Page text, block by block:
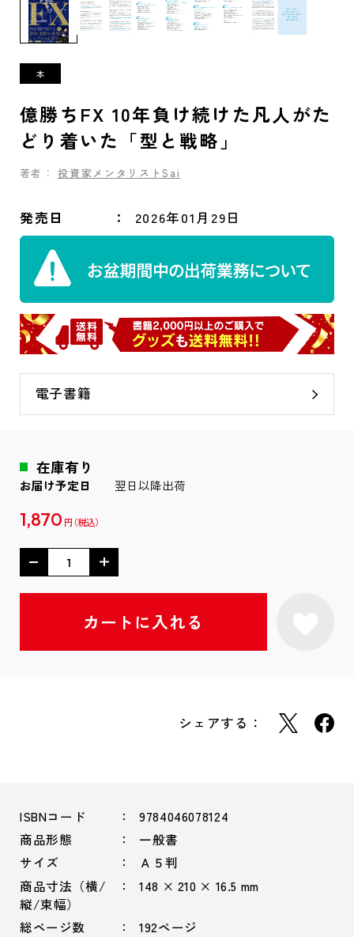
億勝ちFX 10年負け続けた凡人がた
どり着いた「型と戦略」
著者： 投資家メンタリストSai
発売日 2026年01月29日
電子書籍
在庫有り
お届け予定日 翌日以降出荷
1,870 円
シェアする：
ISBNコード
9784046078124
商品形態
一般書
サイズ
Ａ５判
商品寸法（横/
縦/束幅）
148 × 210 × 16.5 mm
総ページ数 192ページ